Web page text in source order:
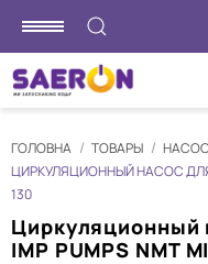
ГОЛОВНА ТОВАРЫ
ЦИРКУЛЯЦИОННЫЙ НАСОС ДЛЯ
130
Циркуляционный
IMP PUMPS NMT